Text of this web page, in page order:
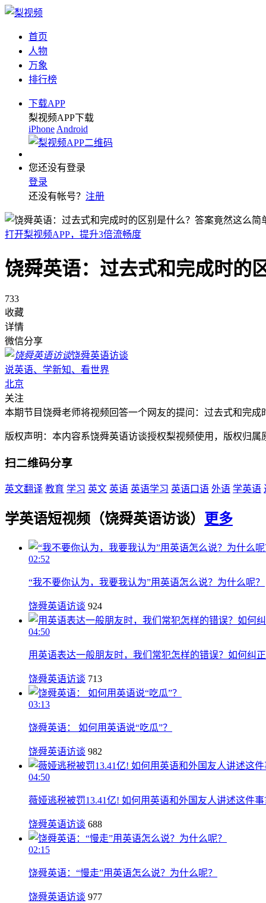
首页
人物
万象
排行榜
下载APP
梨视频APP下载
iPhone Android
您还没有登录
登录
还没有帐号？ 注册
打开梨视频APP，提升3倍流畅度
饶舜英语：过去式和完成时的
733
收藏
详情
微信分享
饶舜英语访谈
说英语、学新知、看世界
北京
关注
本期节目饶舜老师将视频回答一个网友的提问：过去式和完
版权声明：本内容系饶舜英语访谈授权梨视频使用，版权归属
扫二维码分享
英文翻译 教育 学习 英文 英语 英语学习 英语口语 外语 学英语
学英语短视频（饶舜英语访谈） 更多
02:52
“我不要你认为，我要我认为”用英语怎么说？为什么呢？
饶舜英语访谈 924
04:50
用英语表达一般朋友时，我们常犯怎样的错误？如何纠
饶舜英语访谈 713
03:13
饶舜英语： 如何用英语说“吃瓜”？
饶舜英语访谈 982
04:50
薇娅逃税被罚13.41亿! 如何用英语和外国友人讲述这件事
饶舜英语访谈 688
02:15
饶舜英语：“慢走”用英语怎么说？为什么呢？
饶舜英语访谈 977